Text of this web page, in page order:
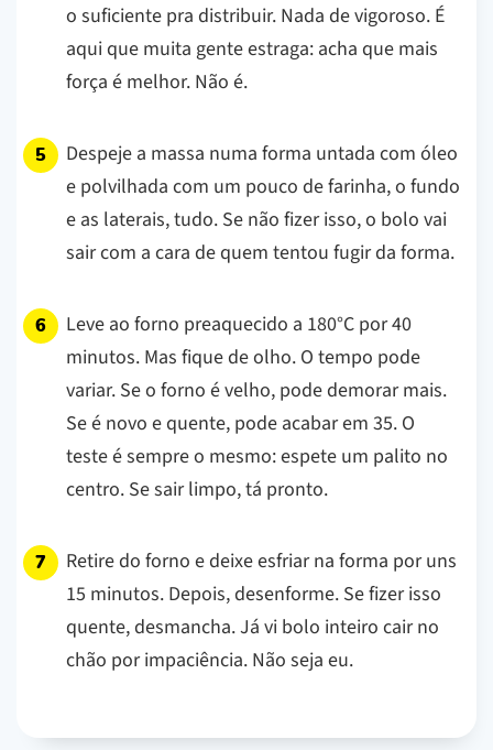
o suficiente pra distribuir. Nada de vigoroso. É
aqui que muita gente estraga: acha que mais
força é melhor. Não é.
Despeje a massa numa forma untada com óleo
e polvilhada com um pouco de farinha, o fundo
e as laterais, tudo. Se não fizer isso, o bolo vai
sair com a cara de quem tentou fugir da forma.
Leve ao forno preaquecido a 180°C por 40
minutos. Mas fique de olho. O tempo pode
variar. Se o forno é velho, pode demorar mais.
Se é novo e quente, pode acabar em 35. O
teste é sempre o mesmo: espete um palito no
centro. Se sair limpo, tá pronto.
Retire do forno e deixe esfriar na forma por uns
15 minutos. Depois, desenforme. Se fizer isso
quente, desmancha. Já vi bolo inteiro cair no
chão por impaciência. Não seja eu.